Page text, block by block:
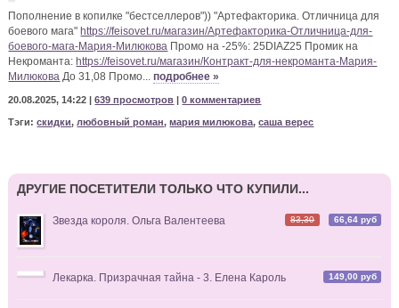
Пополнение в копилке "бестселлеров")) "Артефакторика. Отличница для
боевого мага" https://feisovet.ru/магазин/Артефакторика-Отличница-для-
боевого-мага-Мария-Милюкова Промо на -25%: 25DIAZ25 Промик на
Некроманта: https://feisovet.ru/магазин/Контракт-для-некроманта-Мария-
Милюкова До 31,08 Промо...подробнее »
20.08.2025, 14:22 |639 просмотров |0 комментариев
Тэги:скидки, любовный роман,мария милюкова,саша верес
ДРУГИЕ ПОСЕТИТЕЛИ ТОЛЬКО ЧТО КУПИЛИ...
66,64 руб
83,30
Звезда короля. Ольга Валентеева
149,00 руб
Лекарка. Призрачная тайна - 3. Елена Кароль
начинающему автору – или – Подводим итоги!
Спасибо, интересный опыт и очень полезный 👍
15.10.2021, 14:12
Ахаха. Кто кого обманывает?